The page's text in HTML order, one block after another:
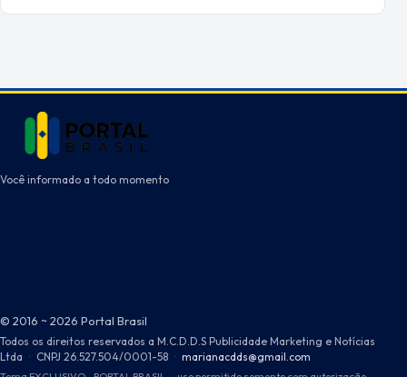
Você informado a todo momento
© 2016 ~ 2026 Portal Brasil
Todos os direitos reservados a M.C.D.D.S Publicidade Marketing e Notícias
Ltda · CNPJ 26.527.504/0001-58 · marianacdds@gmail.com